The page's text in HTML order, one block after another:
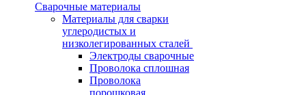
Сварочные материалы
Материалы для сварки
углеродистых и
низколегированных сталей
Электроды сварочные
Проволока сплошная
Проволока
порошковая